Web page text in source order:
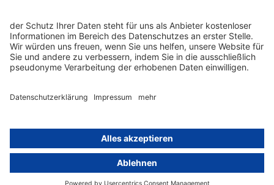
Berlin
activeMind.legal
Rechtsanwaltsgesellschaft m. b. H
10707 Berlin
Services Ressourcen
Ratgeber und Artikel